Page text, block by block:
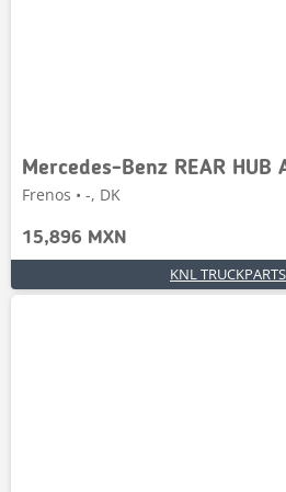
Mercedes-Benz REAR HUB
Frenos • -, DK
15,896 MXN
KNL